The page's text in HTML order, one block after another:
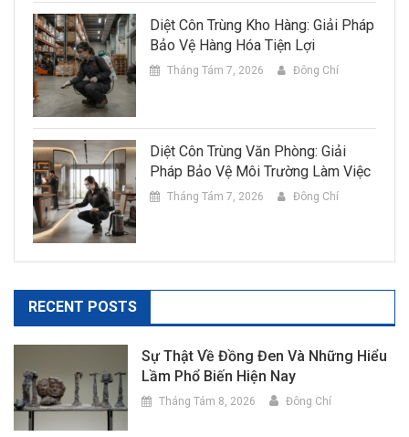
Diệt Côn Trùng Kho Hàng: Giải Pháp
Bảo Vệ Hàng Hóa Tiện Lợi
Tháng Tám 7, 2026 Đông Chí
Diệt Côn Trùng Văn Phòng: Giải
Pháp Bảo Vệ Môi Trường Làm Việc
Tháng Tám 7, 2026 Đông Chí
RECENT POSTS
Sự Thật Về Đồng Đen Và Những Hiểu
Lầm Phổ Biến Hiện Nay
Tháng Tám 8, 2026 Đông Chí